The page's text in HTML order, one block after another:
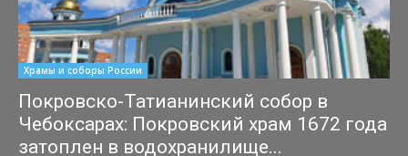
Храмы и соборы России
Покровско-Татианинский собор в
Чебоксарах: Покровский храм 1672 года
затоплен в водохранилище...